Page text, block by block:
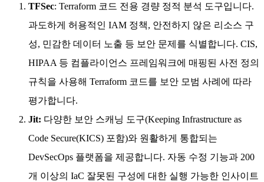
TFSec: Terraform 코드 전용 경량 정적 분석 도구입니다.
과도하게 허용적인 IAM 정책, 안전하지 않은 리소스 구
성, 민감한 데이터 노출 등 보안 문제를 식별합니다. CIS,
HIPAA 등 컴플라이언스 프레임워크에 매핑된 사전 정의
규칙을 사용해 Terraform 코드를 보안 모범 사례에 따라
평가합니다.
Jit: 다양한 보안 스캐닝 도구(Keeping Infrastructure as
Code Secure(KICS) 포함)와 원활하게 통합되는
DevSecOps 플랫폼을 제공합니다. 자동 수정 기능과 200
개 이상의 IaC 잘못된 구성에 대한 실행 가능한 인사이트